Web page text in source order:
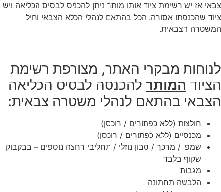
צבאי אז יש רשימת ציוד אותו מותר ניתן להכניס לבסיס הכליאה ויש
ציוד שהכנסתו אסורה. הכל בהתאם לנהלי הכלא הצבאי וחיל
המשטרה הצבאית.
לנוחות מבקרי האתר, מצורפת רשימת
הציוד המותר להכנסה לבסיס הכליאה
הצבאי בהתאם לנהלי משטרה צבאית:
חולצות (ללא כפתורים / רוכסן)
מכנסיים (ללא כפתורים / רוכסן)
שמפו / מרכך / סבון נוזלי / תחליבי רחצה נוספים – בבקבוק
שקוף בלבד
מגבות
הלבשה תחתונה